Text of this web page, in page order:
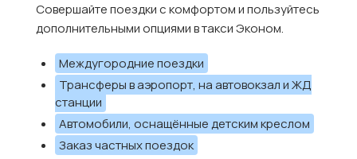
Совершайте поездки с комфортом и пользуйтесь
дополнительными опциями в такси Эконом.
Междугородние поездки
Трансферы в аэропорт, на автовокзал и ЖД
станции
Автомобили, оснащённые детским креслом
Заказ частных поездок